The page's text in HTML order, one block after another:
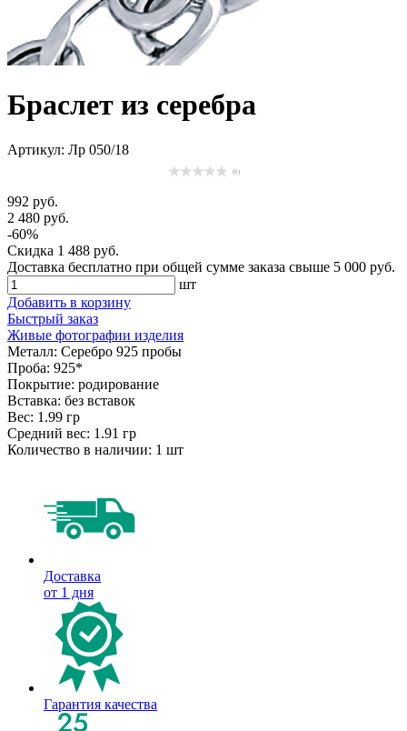
Браслет из серебра
Артикул: Лр 050/18
(0)
992 руб.
2 480 руб.
-60%
Скидка 1 488 руб.
Доставка бесплатно при общей сумме заказа свыше 5 000 руб.
шт
Добавить в корзину
Быстрый заказ
Живые фотографии изделия
Металл: Серебро 925 пробы
Проба: 925*
Покрытие: родирование
Вставка: без вставок
Вес: 1.99 гр
Средний вес: 1.91 гр
Количество в наличии: 1 шт
Доставка
от 1 дня
Гарантия качества